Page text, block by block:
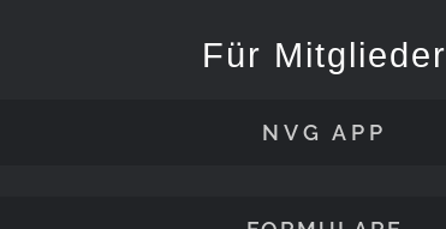
Für Mitglieder
NVG APP